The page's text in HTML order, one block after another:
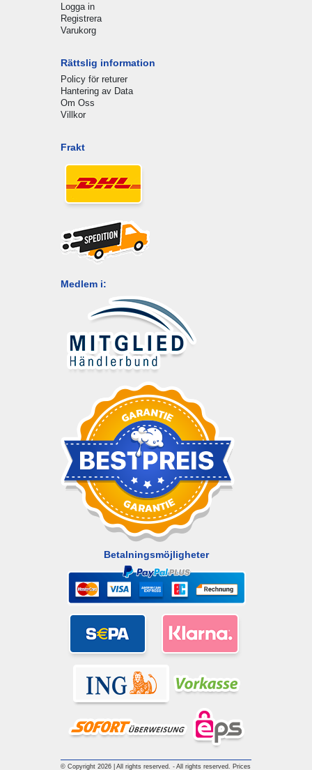
Logga in
Registrera
Varukorg
Rättslig information
Policy för returer
Hantering av Data
Om Oss
Villkor
Frakt
Medlem i:
Betalningsmöjligheter
© Copyright 2026 | All rights reserved. - All rights reserved. Prices